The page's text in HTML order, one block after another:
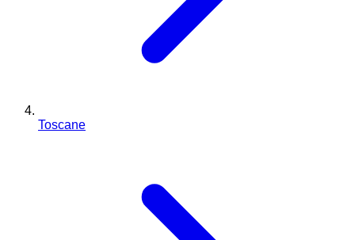
Toscane